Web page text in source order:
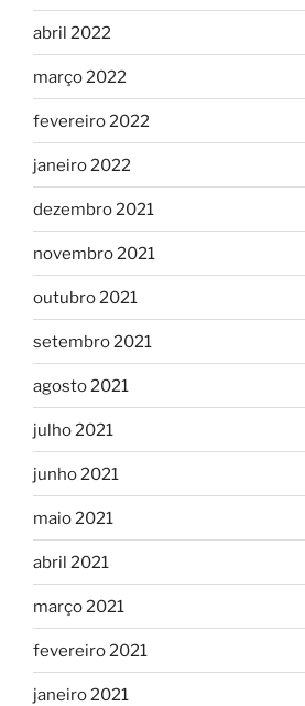
abril 2022
março 2022
fevereiro 2022
janeiro 2022
dezembro 2021
novembro 2021
outubro 2021
setembro 2021
agosto 2021
julho 2021
junho 2021
maio 2021
abril 2021
março 2021
fevereiro 2021
janeiro 2021